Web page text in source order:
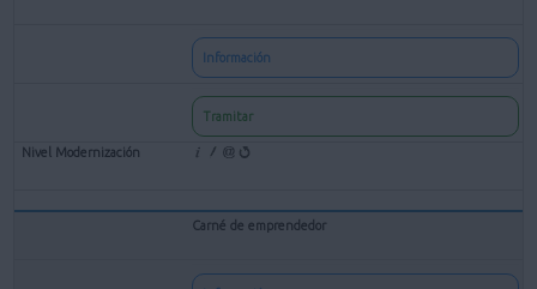
Información
Tramitar
Carné de emprendedor